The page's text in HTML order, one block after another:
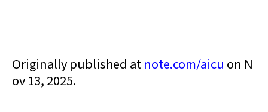
Originally published at note.com/aicu on N
ov 13, 2025.